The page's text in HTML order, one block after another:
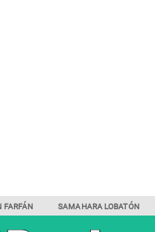
FARFÁN SAMAHARA LOBATÓN